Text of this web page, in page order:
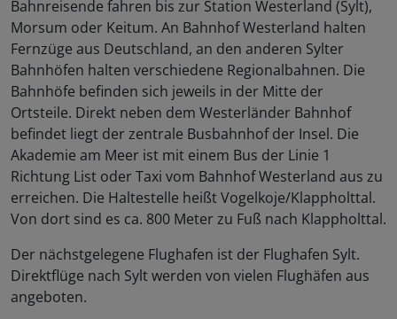
Bahnreisende fahren bis zur Station Westerland (Sylt),
Morsum oder Keitum. An Bahnhof Westerland halten
Fernzüge aus Deutschland, an den anderen Sylter
Bahnhöfen halten verschiedene Regionalbahnen. Die
Bahnhöfe befinden sich jeweils in der Mitte der
Ortsteile. Direkt neben dem Westerländer Bahnhof
befindet liegt der zentrale Busbahnhof der Insel. Die
Akademie am Meer ist mit einem Bus der Linie 1
Richtung List oder Taxi vom Bahnhof Westerland aus zu
erreichen. Die Haltestelle heißt Vogelkoje/Klappholttal.
Von dort sind es ca. 800 Meter zu Fuß nach Klappholttal.
Der nächstgelegene Flughafen ist der Flughafen Sylt.
Direktflüge nach Sylt werden von vielen Flughäfen aus
angeboten.